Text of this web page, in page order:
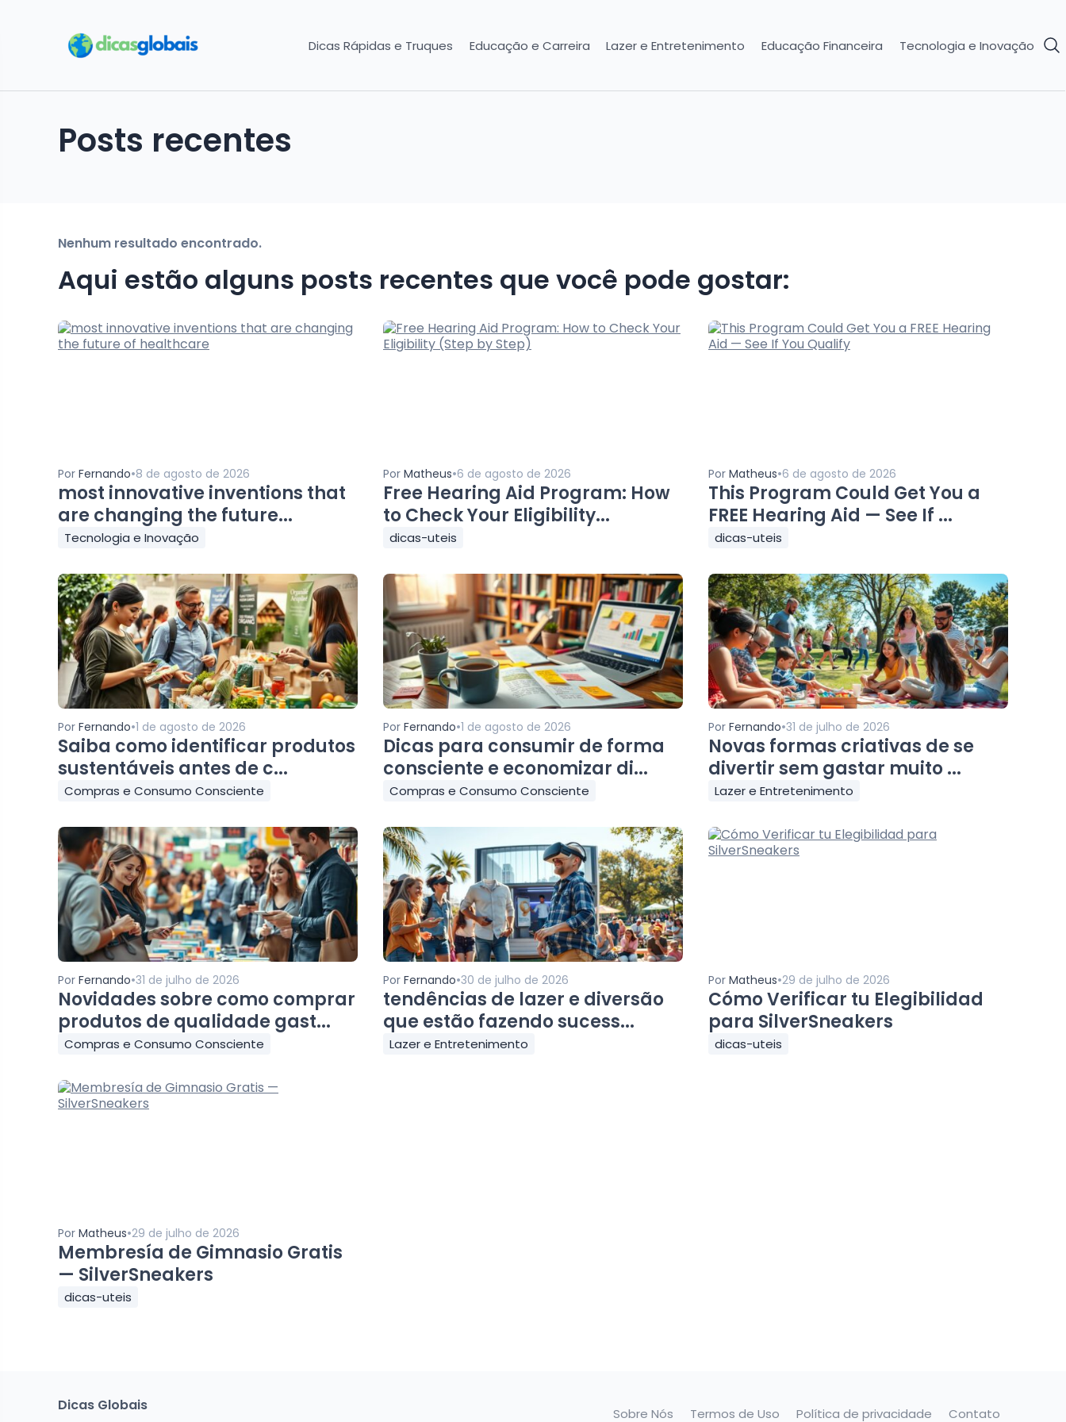
Dicas Rápidas e Truques Educação e Carreira Lazer e Entretenimento Educação Financeira Tecnologia e Inovação
Posts recentes
Nenhum resultado encontrado.
Aqui estão alguns posts recentes que você pode gostar:
Por Fernando•8 de agosto de 2026
most innovative inventions that
are changing the future...
Tecnologia e Inovação
Por Matheus•6 de agosto de 2026
Free Hearing Aid Program: How
to Check Your Eligibility...
dicas-uteis
Por Matheus•6 de agosto de 2026
This Program Could Get You a
FREE Hearing Aid — See If ...
dicas-uteis
Por Fernando•1 de agosto de 2026
Saiba como identificar produtos
sustentáveis antes de c...
Compras e Consumo Consciente
Por Fernando•1 de agosto de 2026
Dicas para consumir de forma
consciente e economizar di...
Compras e Consumo Consciente
Por Fernando•31 de julho de 2026
Novas formas criativas de se
divertir sem gastar muito ...
Lazer e Entretenimento
Por Fernando•31 de julho de 2026
Novidades sobre como comprar
produtos de qualidade gast...
Compras e Consumo Consciente
Por Fernando•30 de julho de 2026
tendências de lazer e diversão
que estão fazendo sucess...
Lazer e Entretenimento
Por Matheus•29 de julho de 2026
Cómo Verificar tu Elegibilidad
para SilverSneakers
dicas-uteis
Por Matheus•29 de julho de 2026
Membresía de Gimnasio Gratis
— SilverSneakers
dicas-uteis
Dicas Globais Sobre Nós Termos de Uso Política de privacidade Contato